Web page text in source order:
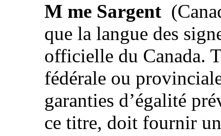
M me Sargent
que la langue des
officielle du Canada.
fédérale ou
garanties d’égalité
ce titre, doit fournir